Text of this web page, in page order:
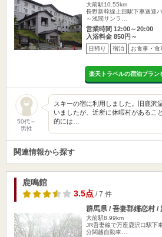
大前駅10.55km
長野新幹線上田駅下車送迎
～浅間サンラ…
営業時間 12:00～20:00
入浴料金 850円～
日帰り 宿泊 お食事・食
楽天トラベルの宿泊プラン
50代～
男性
スキーの宿に利用しました。旧鹿沢
いましたが、近所に休暇村があるこ
的には…
関連情報から探す
鹿鳴館
3.5点/ 7 件
群馬県 / 吾妻郡嬬恋村 /
大前駅8.99km
JR吾妻線で万座鹿沢口駅下
分関越自動車…